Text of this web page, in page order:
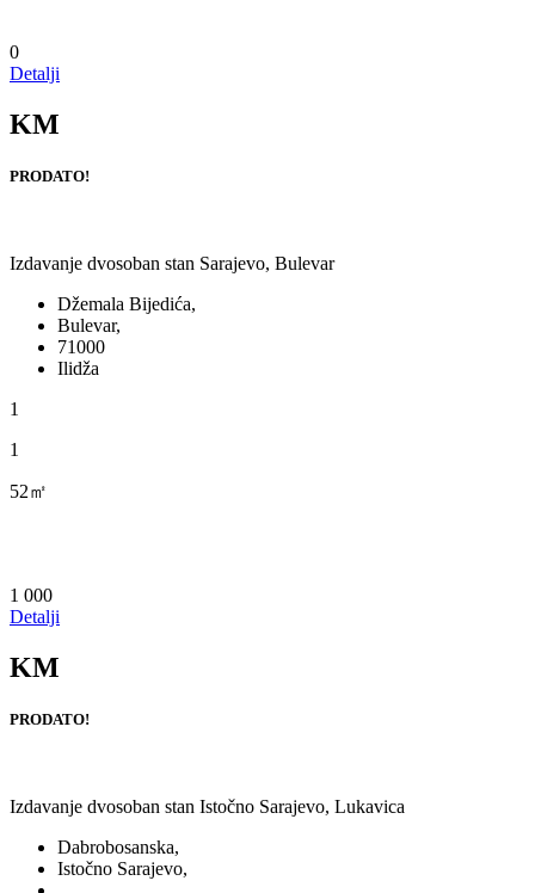
0
Detalji
KM
PRODATO!
Izdavanje dvosoban stan Sarajevo, Bulevar
Džemala Bijedića,
Bulevar,
71000
Ilidža
1
1
52㎡
1 000
Detalji
KM
PRODATO!
Izdavanje dvosoban stan Istočno Sarajevo, Lukavica
Dabrobosanska,
Istočno Sarajevo,